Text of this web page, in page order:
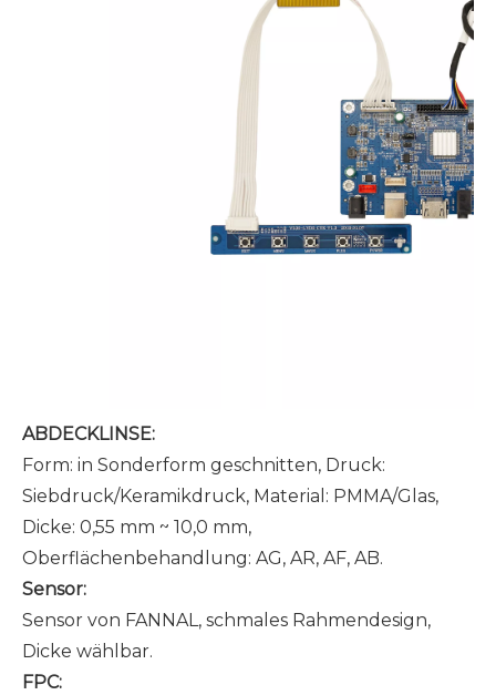
ABDECKLINSE:
Form: in Sonderform geschnitten, Druck:
Siebdruck/Keramikdruck, Material: PMMA/Glas,
Dicke: 0,55 mm ~ 10,0 mm,
Oberflächenbehandlung: AG, AR, AF, AB.
Sensor:
Sensor von FANNAL, schmales Rahmendesign,
Dicke wählbar.
FPC: